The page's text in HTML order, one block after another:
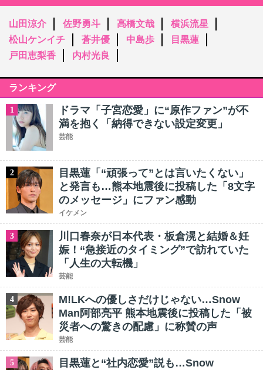
山田涼介 佐野勇斗 高橋文哉
横浜流星
松山ケンイチ
蒼井優 中島歩
目黒蓮
戸田恵梨香
内村光良
ランキング
1
ドラマ「子宮恋愛」に“原作ファン”が不
満を抱く「納得できない設定変更」
芸能
2
目黒蓮「“頑張って”とは言いたくない」
と発言も…熊本地震後に投稿した「8文字
のメッセージ」にファン感動
イケメン
3
川口春奈が日本代表・板倉滉と結婚＆妊
娠！“急接近のタイミング”で訪れていた
「人生の大転機」
芸能
4
M!LKへの優しさだけじゃない…Snow
Man阿部亮平 熊本地震後に投稿した「被
災者への驚きの配慮」に称賛の声
芸能
5 目黒蓮と“社内恋愛”説も…Snow